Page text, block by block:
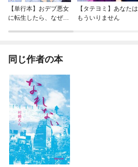
【単行本】おデブ悪女
に転生したら、なぜか
【タテヨミ】あなたは
もういりません
同じ作者の本